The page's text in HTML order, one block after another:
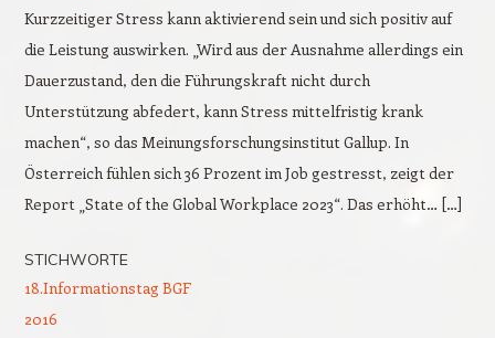
Kurzzeitiger Stress kann aktivierend sein und sich positiv auf
die Leistung auswirken. „Wird aus der Ausnahme allerdings ein
Dauerzustand, den die Führungskraft nicht durch
Unterstützung abfedert, kann Stress mittelfristig krank
machen“, so das Meinungsforschungsinstitut Gallup. In
Österreich fühlen sich 36 Prozent im Job gestresst, zeigt der
Report „State of the Global Workplace 2023“. Das erhöht… […]
STICHWORTE
18.Informationstag BGF
2016